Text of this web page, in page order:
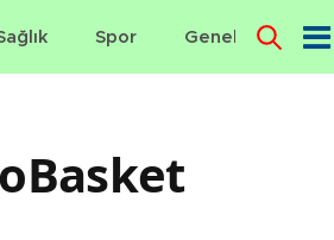
Spor Genel Dünya